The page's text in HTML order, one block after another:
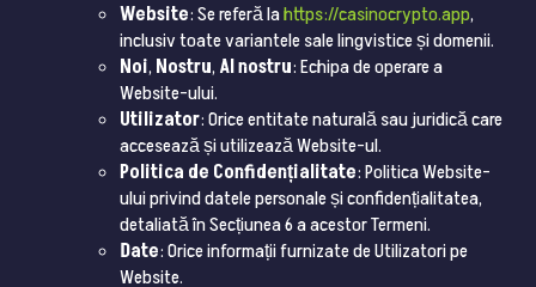
Website: Se referă lahttps://casinocrypto.app,
inclusiv toate variantele sale lingvistice și domenii.
Noi,Nostru,Al nostru: Echipa de operare a
Website-ului.
Utilizator: Orice entitate naturală sau juridică care
accesează și utilizează Website-ul.
Politica de Confidențialitate: Politica Website-
ului privind datele personale și confidențialitatea,
detaliată în Secțiunea 6 a acestor Termeni.
Date: Orice informații furnizate de Utilizatori pe
Website.